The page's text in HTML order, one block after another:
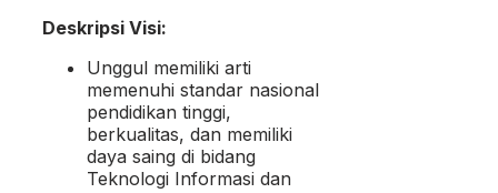
Deskripsi Visi:
Unggul memiliki arti
memenuhi standar nasional
pendidikan tinggi,
berkualitas, dan memiliki
daya saing di bidang
Teknologi Informasi dan